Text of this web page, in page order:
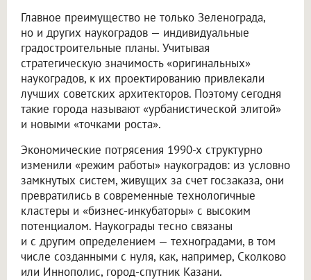
Главное преимущество не только Зеленограда,
но и других наукоградов — индивидуальные
градостроительные планы. Учитывая
стратегическую значимость «оригинальных»
наукоградов, к их проектированию привлекали
лучших советских архитекторов. Поэтому сегодня
такие города называют «урбанистической элитой»
и новыми «точками роста».
Экономические потрясения 1990-х структурно
изменили «режим работы» наукоградов: из условно
замкнутых систем, живущих за счет госзаказа, они
превратились в современные технологичные
кластеры и «бизнес-инкубаторы» с высоким
потенциалом. Наукограды тесно связаны
и с другим определением — техноградами, в том
числе созданными с нуля, как, например, Сколково
или Иннополис, город-спутник Казани.